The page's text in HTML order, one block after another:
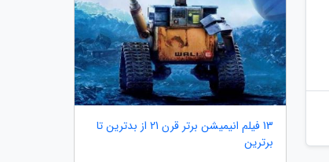
13 فیلم انیمیشن برتر قرن 21 از بدترین تا
برترین